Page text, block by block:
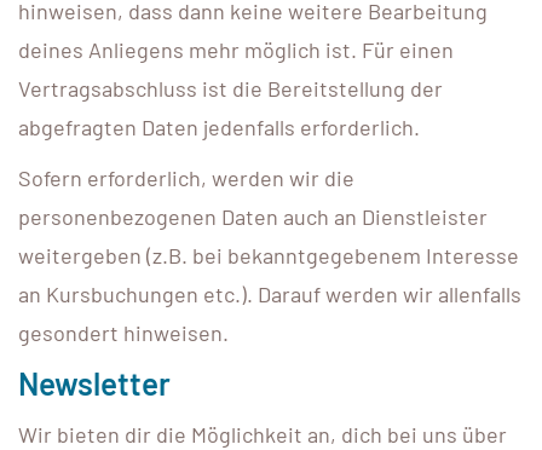
hinweisen, dass dann keine weitere Bearbeitung
deines Anliegens mehr möglich ist. Für einen
Vertragsabschluss ist die Bereitstellung der
abgefragten Daten jedenfalls erforderlich.
Sofern erforderlich, werden wir die
personenbezogenen Daten auch an Dienstleister
weitergeben (z.B. bei bekanntgegebenem Interesse
an Kursbuchungen etc.). Darauf werden wir allenfalls
gesondert hinweisen.
Newsletter
Wir bieten dir die Möglichkeit an, dich bei uns über